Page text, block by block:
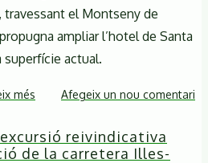
travessant el Montseny de
ampliar l’hotel de Santa
superfície actual.
més sobre
Diputació
de
Afegeix un nou comentari
reivindicativa
de la carretera Illes-